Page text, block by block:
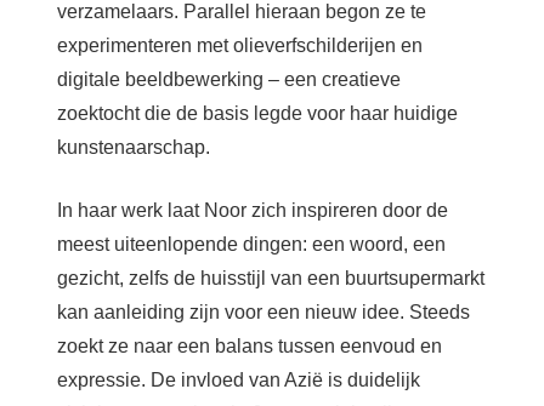
verzamelaars. Parallel hieraan begon ze te
experimenteren met olieverfschilderijen en
digitale beeldbewerking – een creatieve
zoektocht die de basis legde voor haar huidige
kunstenaarschap.
In haar werk laat Noor zich inspireren door de
meest uiteenlopende dingen: een woord, een
gezicht, zelfs de huisstijl van een buurtsupermarkt
kan aanleiding zijn voor een nieuw idee. Steeds
zoekt ze naar een balans tussen eenvoud en
expressie. De invloed van Azië is duidelijk